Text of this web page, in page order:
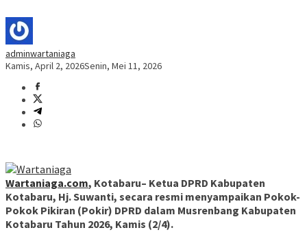
adminwartaniaga
Kamis, April 2, 2026Senin, Mei 11, 2026
Wartaniaga.com, Kotabaru– Ketua DPRD Kabupaten
Kotabaru, Hj. Suwanti, secara resmi menyampaikan Pokok-
Pokok Pikiran (Pokir) DPRD dalam Musrenbang Kabupaten
Kotabaru Tahun 2026, Kamis (2/4).